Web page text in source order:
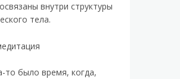
внутри структуры
тела.
то было время, когда,